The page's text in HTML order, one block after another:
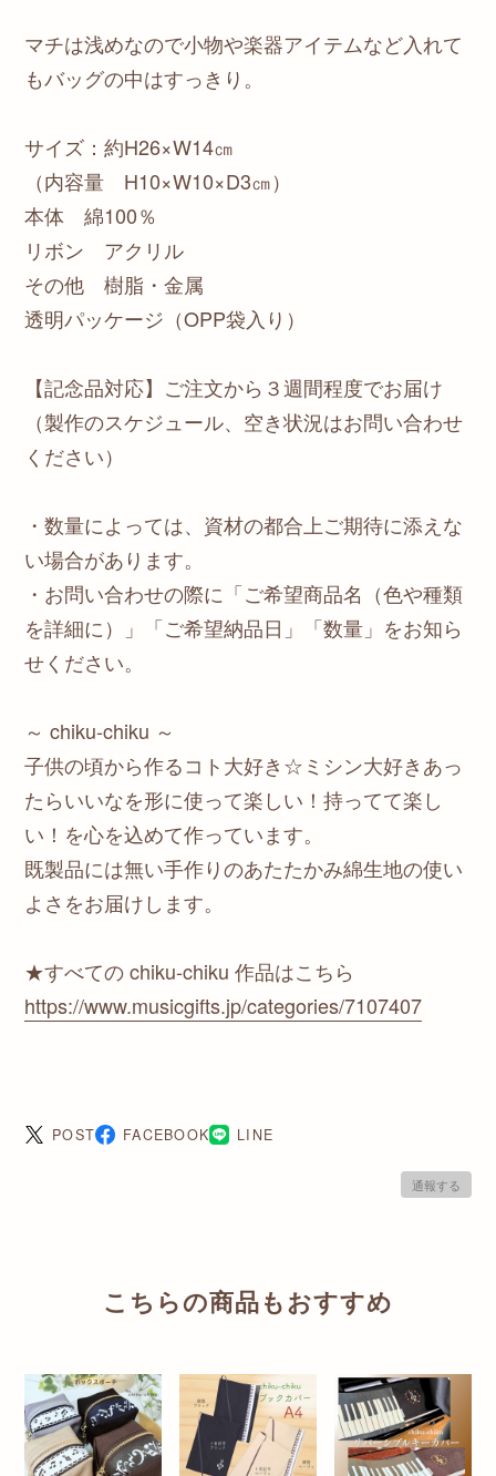
マチは浅めなので小物や楽器アイテムなど入れて
もバッグの中はすっきり。
サイズ：約H26×W14㎝
（内容量 H10×W10×D3㎝）
本体 綿100％
リボン アクリル
その他 樹脂・金属
透明パッケージ（OPP袋入り）
【記念品対応】ご注文から３週間程度でお届け
（製作のスケジュール、空き状況はお問い合わせ
ください）
・数量によっては、資材の都合上ご期待に添えな
い場合があります。
・お問い合わせの際に「ご希望商品名（色や種類
を詳細に）」「ご希望納品日」「数量」をお知ら
せください。
～ chiku-chiku ～
子供の頃から作るコト大好き☆ミシン大好きあっ
たらいいなを形に使って楽しい！持ってて楽し
い！を心を込めて作っています。
既製品には無い手作りのあたたかみ綿生地の使い
よさをお届けします。
★すべての chiku-chiku 作品はこちら
https://www.musicgifts.jp/categories/7107407
POST FACEBOOK LINE
通報する
こちらの商品もおすすめ